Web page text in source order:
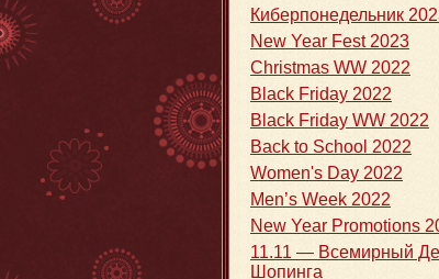
Киберпонедельник
New Year Fest 2023
Christmas WW 2022
Black Friday 2022
Black Friday WW 2022
Back to School 2022
Women's Day 2022
Men’s Week 2022
New Year Promotions
11.11 — Всемирный
Шопинга